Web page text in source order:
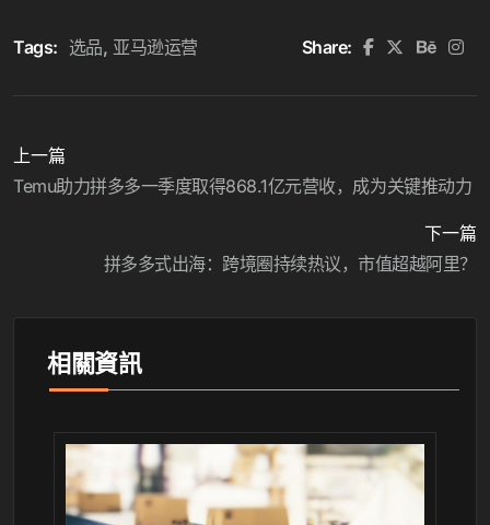
Tags: 选品 亚马逊运营 Share:
上一篇
Temu助力拼多多一季度取得868.1亿元营收，成为关键推动力
下一篇
拼多多式出海：跨境圈持续热议，市值超越阿里？
相關資訊